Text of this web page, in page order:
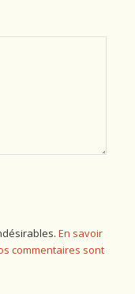
En savoir
commentaires sont